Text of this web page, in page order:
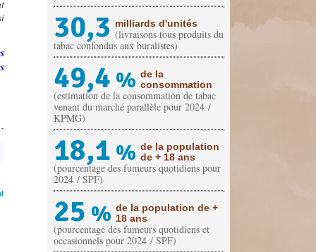
30,3 milliards d'unités
(livraisons tous produits du
tabac confondus aux buralistes)
49,4 % de la
consommation
(estimation de la consommation de tabac
venant du marché parallèle pour 2024 /
KPMG)
18,1 % de la population
de + 18 ans
(pourcentage des fumeurs quotidiens pour
2024 / SPF)
25 % de la population de +
18 ans
(pourcentage des fumeurs quotidiens et
occasionnels pour 2024 / SPF)